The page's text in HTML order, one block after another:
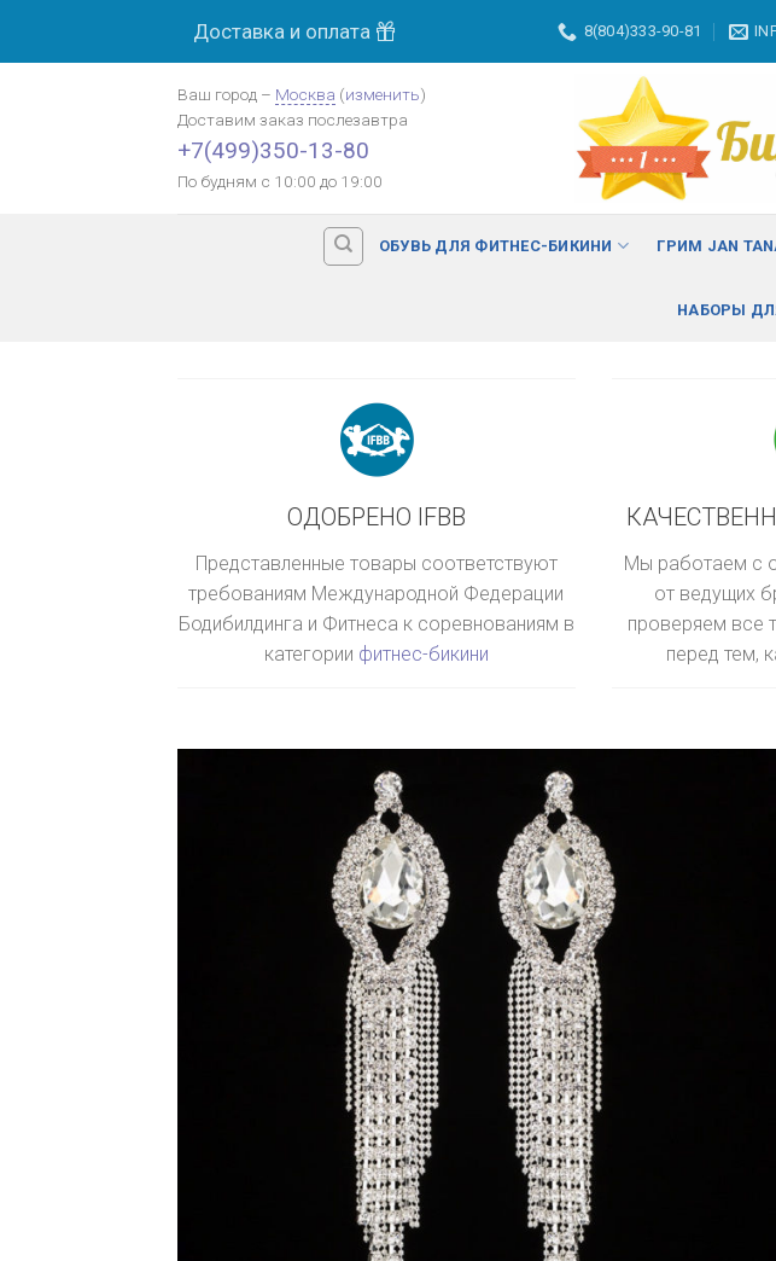
Доставка и оплата 8(804)333-90-81
Ваш город – Москва (изменить)
Доставим заказ послезавтра
+7(499)350-13-80
По будням с 10:00 до 19:00
ОБУВЬ ДЛЯ ФИТНЕС-БИКИНИ ГРИМ JAN
НАБОРЫ
ОДОБРЕНО IFBB
Представленные товары соответствуют
требованиям Международной Федерации
Бодибилдинга и Фитнеса к соревнованиям в
категории фитнес-бикини
Мы работаем с
от ведущих
проверяем все
перед тем,
МОСКВА изменить
Оплата картой банка